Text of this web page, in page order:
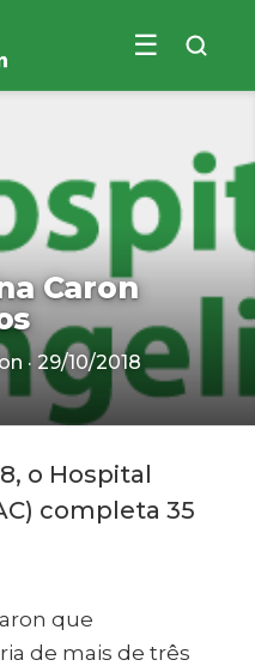
☰
Caron
· 29/10/2018
o Hospital
completa 35
que
de mais de três